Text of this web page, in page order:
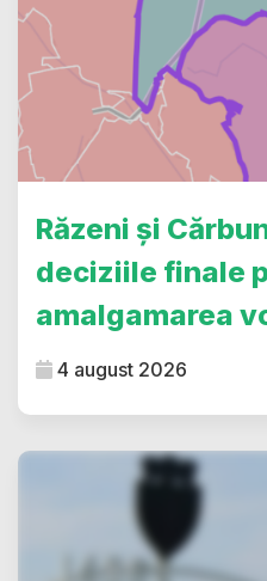
Răzeni și
deciziile finale
amalgamarea
4 august 2026